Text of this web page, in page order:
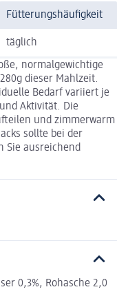
Fütterungshäufigkeit
täglich
normalgewichtige
dieser Mahlzeit.
Bedarf variiert je
Aktivität. Die
und zimmerwarm
sollte bei der
Sie ausreichend
0,3%, Rohasche 2,0